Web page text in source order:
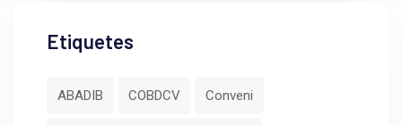
Etiquetes
ABADIB COBDCV Conveni